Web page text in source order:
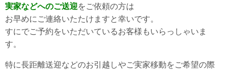
実家などへのご送迎をご依頼の方は
お早めにご連絡いたたけますと幸いです。
すにでご予約をいただいているお客様もいらっしゃいま
す。
特に長距離送迎などのお引越しやご実家移動をご希望の際